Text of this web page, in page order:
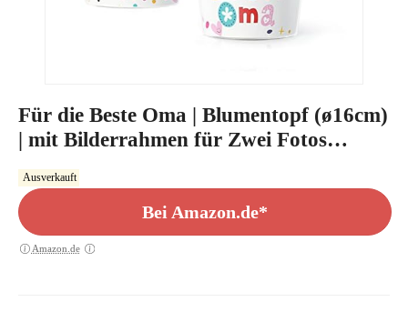
Für die Beste Oma | Blumentopf (ø16cm)
| mit Bilderrahmen für Zwei Fotos
(10x15cm)
Ausverkauft
Bei Amazon.de*
Amazon.de